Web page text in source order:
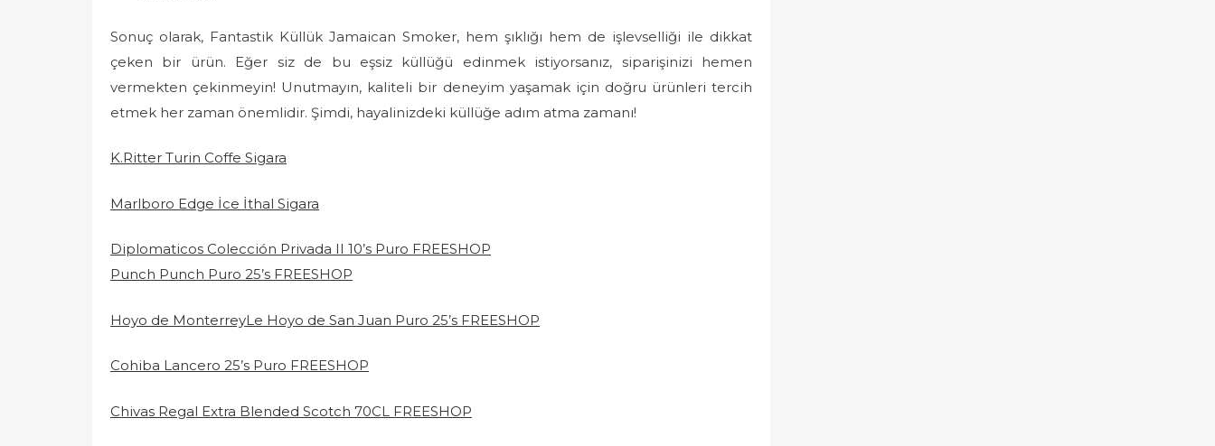
Sonuç olarak, Fantastik Küllük Jamaican Smoker, hem şıklığı hem de işlevselliği ile dikkat
çeken bir ürün. Eğer siz de bu eşsiz küllüğü edinmek istiyorsanız, siparişinizi hemen
vermekten çekinmeyin! Unutmayın, kaliteli bir deneyim yaşamak için doğru ürünleri tercih
etmek her zaman önemlidir. Şimdi, hayalinizdeki küllüğe adım atma zamanı!
K.Ritter Turin Coffe Sigara
Marlboro Edge İce İthal Sigara
Diplomaticos Colección Privada II 10’s Puro FREESHOP
Punch Punch Puro 25’s FREESHOP
Hoyo de MonterreyLe Hoyo de San Juan Puro 25’s FREESHOP
Cohiba Lancero 25’s Puro FREESHOP
Chivas Regal Extra Blended Scotch 70CL FREESHOP